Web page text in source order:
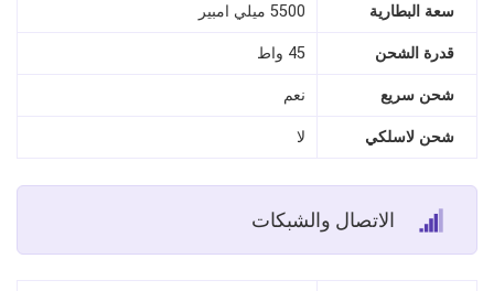
سعة البطارية 5500 ميلي امبير
قدرة الشحن 45 واط
شحن سريع نعم
شحن لاسلكي لا
الاتصال والشبكات